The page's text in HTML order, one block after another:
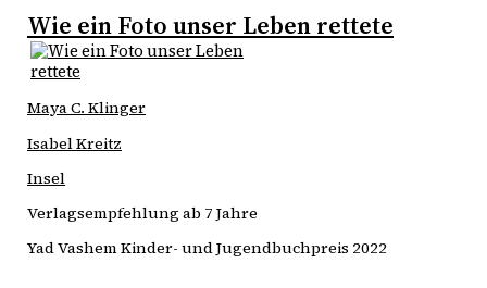
Wie ein Foto unser Leben rettete
Maya C. Klinger
Isabel Kreitz
Insel
Verlagsempfehlung ab 7 Jahre
Yad Vashem Kinder- und Jugendbuchpreis 2022